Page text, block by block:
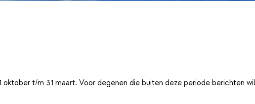
t/m 31 maart. Voor degenen die buiten deze periode berichten